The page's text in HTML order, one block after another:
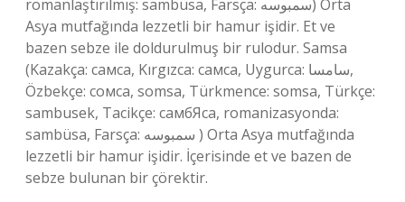
romanlaştırılmış: sambüsa, Farsça: سمبوسه) Orta
Asya mutfağında lezzetli bir hamur işidir. Et ve
bazen sebze ile doldurulmuş bir rulodur. Samsa
(Kazakça: самса, Kırgızca: самса, Uygurca: سامسا,
Özbekçe: сомса, somsa, Türkmence: somsa, Türkçe:
sambusek, Tacikçe: самбЯса, romanizasyonda:
sambüsa, Farsça: سمبوسه ) Orta Asya mutfağında
lezzetli bir hamur işidir. İçerisinde et ve bazen de
sebze bulunan bir çörektir.